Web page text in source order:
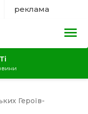
реклама
Героїв-